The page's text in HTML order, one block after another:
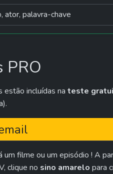
ator, palavra-chave
PRO
estão incluídas na teste
um filme ou um episódio ! A
clique no sino amarelo para